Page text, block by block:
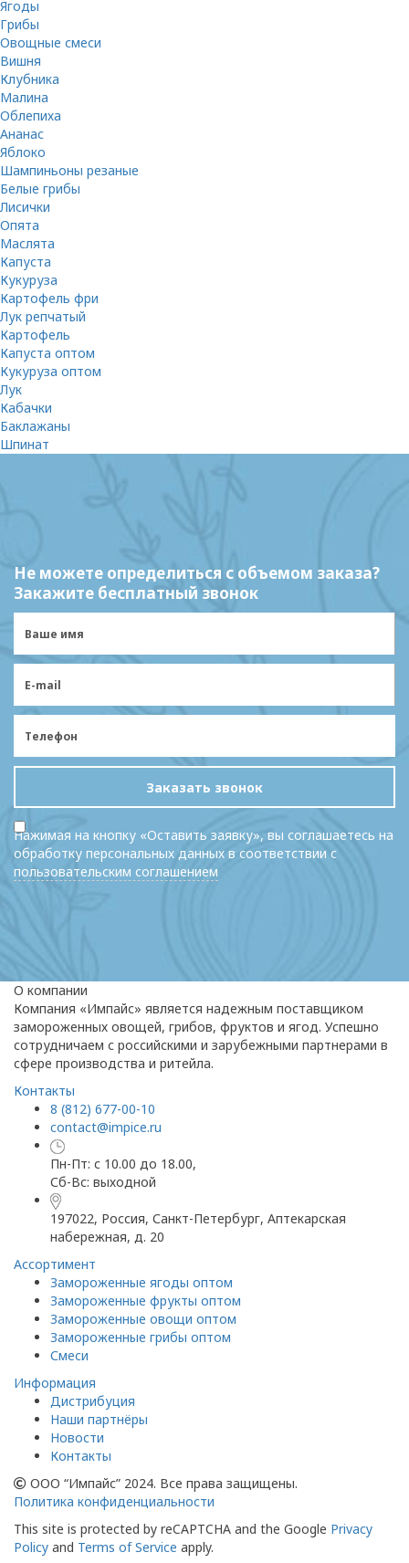
Ягоды
Грибы
Овощные смеси
Вишня
Клубника
Малина
Облепиха
Ананас
Яблоко
Шампиньоны резаные
Белые грибы
Лисички
Опята
Маслята
Капуста
Кукуруза
Картофель фри
Лук репчатый
Картофель
Капуста оптом
Кукуруза оптом
Лук
Кабачки
Баклажаны
Шпинат
Не можете определиться с объемом заказа?
Закажите бесплатный звонок
Заказать звонок
Нажимая на кнопку «Оставить заявку», вы соглашаетесь на
обработку персональных данных в соответствии с
пользовательским соглашением
О компании
Компания «Импайс» является надежным поставщиком
замороженных овощей, грибов, фруктов и ягод. Успешно
сотрудничаем с российскими и зарубежными партнерами в
сфере производства и ритейла.
Контакты
8 (812) 677-00-10
contact@impice.ru
Пн-Пт: с 10.00 до 18.00,
Сб-Вс: выходной
197022, Россия, Санкт-Петербург, Аптекарская
набережная, д. 20
Ассортимент
Замороженные ягоды оптом
Замороженные фрукты оптом
Замороженные овощи оптом
Замороженные грибы оптом
Смеси
Информация
Дистрибуция
Наши партнёры
Новости
Контакты
ООО “Импайс” 2024. Все права защищены.
Политика конфиденциальности
This site is protected by reCAPTCHA and the Google Privacy
Policy and Terms of Service apply.